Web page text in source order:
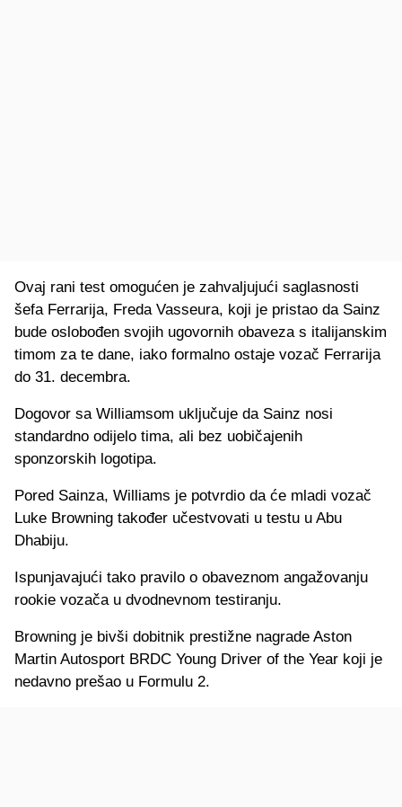
Ovaj rani test omogućen je zahvaljujući saglasnosti
šefa Ferrarija, Freda Vasseura, koji je pristao da Sainz
bude oslobođen svojih ugovornih obaveza s italijanskim
timom za te dane, iako formalno ostaje vozač Ferrarija
do 31. decembra.
Dogovor sa Williamsom uključuje da Sainz nosi
standardno odijelo tima, ali bez uobičajenih
sponzorskih logotipa.
Pored Sainza, Williams je potvrdio da će mladi vozač
Luke Browning također učestvovati u testu u Abu
Dhabiju.
Ispunjavajući tako pravilo o obaveznom angažovanju
rookie vozača u dvodnevnom testiranju.
Browning je bivši dobitnik prestižne nagrade Aston
Martin Autosport BRDC Young Driver of the Year koji je
nedavno prešao u Formulu 2.